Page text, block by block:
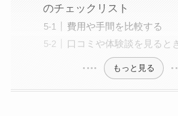
のチェックリスト
費用や手間を比較する
口コミや体験談を見ると
もっと見る